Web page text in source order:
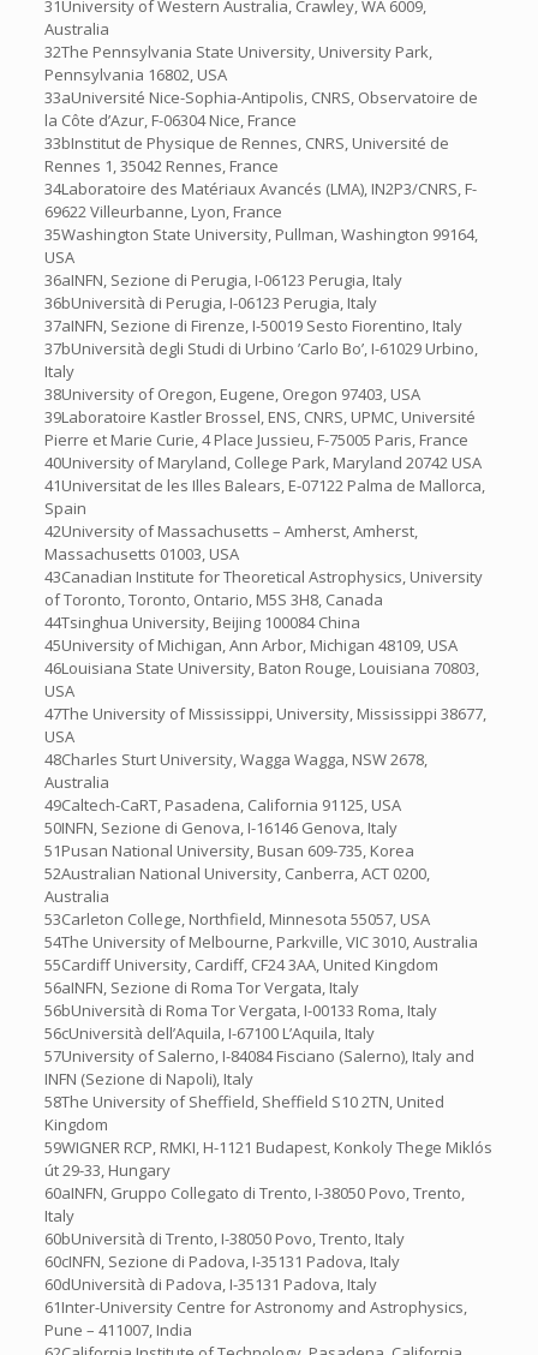
31University of Western Australia, Crawley, WA 6009,
Australia
32The Pennsylvania State University, University Park,
Pennsylvania 16802, USA
33aUniversité Nice-Sophia-Antipolis, CNRS, Observatoire de
la Côte d’Azur, F-06304 Nice, France
33bInstitut de Physique de Rennes, CNRS, Université de
Rennes 1, 35042 Rennes, France
34Laboratoire des Matériaux Avancés (LMA), IN2P3/CNRS, F-
69622 Villeurbanne, Lyon, France
35Washington State University, Pullman, Washington 99164,
USA
36aINFN, Sezione di Perugia, I-06123 Perugia, Italy
36bUniversità di Perugia, I-06123 Perugia, Italy
37aINFN, Sezione di Firenze, I-50019 Sesto Fiorentino, Italy
37bUniversità degli Studi di Urbino ’Carlo Bo’, I-61029 Urbino,
Italy
38University of Oregon, Eugene, Oregon 97403, USA
39Laboratoire Kastler Brossel, ENS, CNRS, UPMC, Université
Pierre et Marie Curie, 4 Place Jussieu, F-75005 Paris, France
40University of Maryland, College Park, Maryland 20742 USA
41Universitat de les Illes Balears, E-07122 Palma de Mallorca,
Spain
42University of Massachusetts – Amherst, Amherst,
Massachusetts 01003, USA
43Canadian Institute for Theoretical Astrophysics, University
of Toronto, Toronto, Ontario, M5S 3H8, Canada
44Tsinghua University, Beijing 100084 China
45University of Michigan, Ann Arbor, Michigan 48109, USA
46Louisiana State University, Baton Rouge, Louisiana 70803,
USA
47The University of Mississippi, University, Mississippi 38677,
USA
48Charles Sturt University, Wagga Wagga, NSW 2678,
Australia
49Caltech-CaRT, Pasadena, California 91125, USA
50INFN, Sezione di Genova, I-16146 Genova, Italy
51Pusan National University, Busan 609-735, Korea
52Australian National University, Canberra, ACT 0200,
Australia
53Carleton College, Northfield, Minnesota 55057, USA
54The University of Melbourne, Parkville, VIC 3010, Australia
55Cardiff University, Cardiff, CF24 3AA, United Kingdom
56aINFN, Sezione di Roma Tor Vergata, Italy
56bUniversità di Roma Tor Vergata, I-00133 Roma, Italy
56cUniversità dell’Aquila, I-67100 L’Aquila, Italy
57University of Salerno, I-84084 Fisciano (Salerno), Italy and
INFN (Sezione di Napoli), Italy
58The University of Sheffield, Sheffield S10 2TN, United
Kingdom
59WIGNER RCP, RMKI, H-1121 Budapest, Konkoly Thege Miklós
út 29-33, Hungary
60aINFN, Gruppo Collegato di Trento, I-38050 Povo, Trento,
Italy
60bUniversità di Trento, I-38050 Povo, Trento, Italy
60cINFN, Sezione di Padova, I-35131 Padova, Italy
60dUniversità di Padova, I-35131 Padova, Italy
61Inter-University Centre for Astronomy and Astrophysics,
Pune – 411007, India